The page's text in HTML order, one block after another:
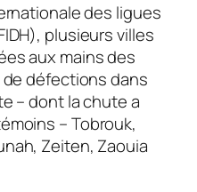
des ligues
plusieurs villes
aux mains des
défections dans
– dont la chute a
– Tobrouk,
Zeiten, Zaouia